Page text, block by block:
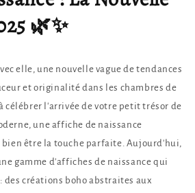
🌿✨
elle, une nouvelle vague de tendances
et originalité dans les chambres de
célébrer l'arrivée de votre petit trésor de
une affiche de naissance
être la touche parfaite. Aujourd'hui,
gamme d'affiches de naissance qui
créations boho abstraites aux